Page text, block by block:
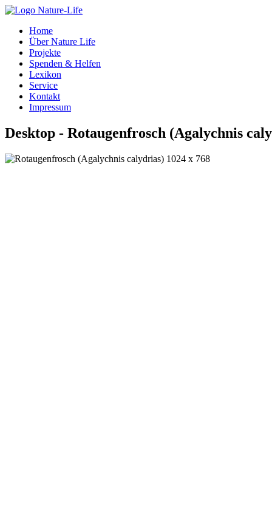
Home
Über Nature Life
Projekte
Spenden & Helfen
Lexikon
Service
Kontakt
Impressum
Desktop - Rotaugenfrosch (Agalychnis